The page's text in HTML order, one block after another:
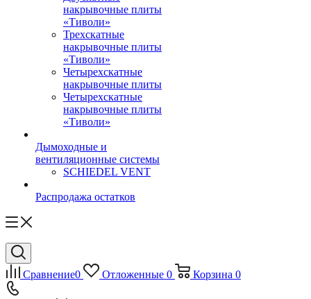
накрывочные плиты
«Тиволи»
Трехскатные
накрывочные плиты
«Тиволи»
Четырехскатные
накрывочные плиты
Четырехскатные
накрывочные плиты
«Тиволи»
Дымоходные и
вентиляционные системы
SCHIEDEL VENT
Распродажа остатков
Сравнение0 Отложенные 0 Корзина 0